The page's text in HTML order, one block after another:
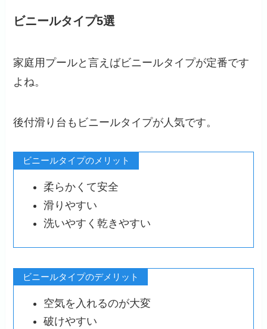
ビニールタイプ5選
家庭用プールと言えばビニールタイプが定番です
よね。
後付滑り台もビニールタイプが人気です。
ビニールタイプのメリット
柔らかくて安全
滑りやすい
洗いやすく乾きやすい
ビニールタイプのデメリット
空気を入れるのが大変
破けやすい